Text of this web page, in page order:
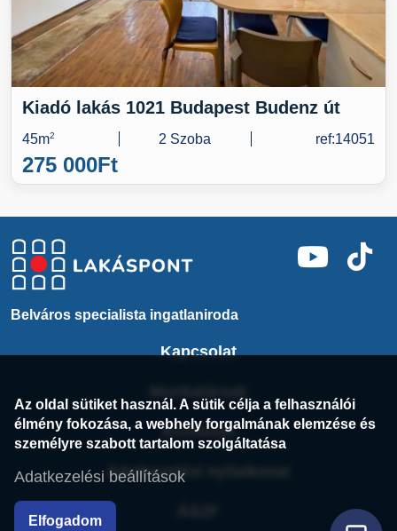
Kiadó lakás 1021 Budapest Budenz út
45m2 2 Szoba ref:14051
275 000Ft
Kapcsolat
Archívum
Adatkezelési nyilatkozat
Belváros specialista ingatlaniroda
Az oldal sütiket használ. A sütik célja a felhasználói
élmény fokozása, a webhely forgalmának elemzése és
személyre szabott tartalom szolgáltatása
Adatkezelési beállítások
Elfogadom